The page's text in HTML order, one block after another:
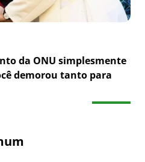
da ONU simplesmente
demorou tanto para